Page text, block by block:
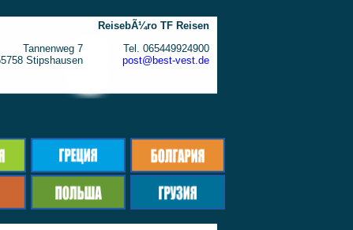
ReisebÃ¼ro TF Reisen
Tannenweg 7
Stipshausen
Tel. 065449924900
post@best-vest.de